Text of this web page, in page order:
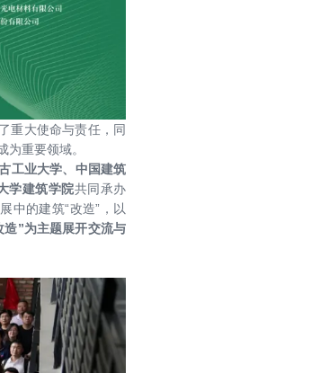
重大使命与责任，同
为重要领域。
工业大学、中国建筑
学建筑学院共同 承办
中的建筑“改造”，以
造”为主题展开交流与